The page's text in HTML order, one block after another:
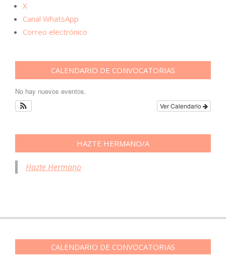
Facebook
X
Canal WhatsApp
No hay nuevos eventos.